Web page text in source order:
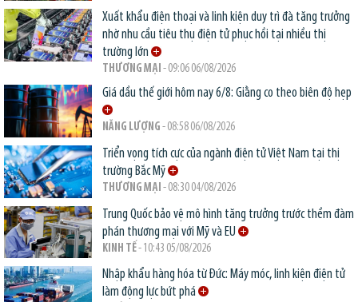
Xuất khẩu điện thoại và linh kiện duy trì đà tăng trưởng
nhờ nhu cầu tiêu thụ điện tử phục hồi tại nhiều thị
trường lớn
THƯƠNG MẠI - 09:06 06/08/2026
Giá dầu thế giới hôm nay 6/8: Giằng co theo biên độ hẹp
NĂNG LƯỢNG - 08:58 06/08/2026
Triển vọng tích cực của ngành điện tử Việt Nam tại thị
trường Bắc Mỹ
THƯƠNG MẠI - 08:30 04/08/2026
Trung Quốc bảo vệ mô hình tăng trưởng trước thềm đàm
phán thương mại với Mỹ và EU
KINH TẾ- 10:43 05/08/2026
Nhập khẩu hàng hóa từ Đức: Máy móc, linh kiện điện tử
làm động lực bứt phá